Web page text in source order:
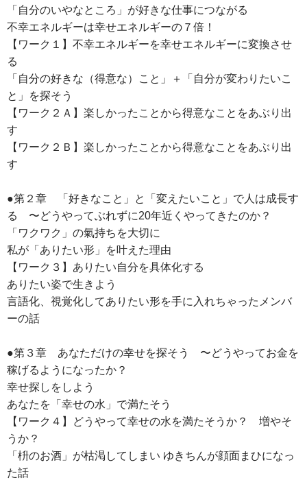
「自分のいやなところ」が好きな仕事につながる
不幸エネルギーは幸せエネルギーの７倍！
【ワーク１】不幸エネルギーを幸せエネルギーに変換させ
る
「自分の好きな（得意な）こと」＋「自分が変わりたいこ
と」を探そう
【ワーク２Ａ】楽しかったことから得意なことをあぶり出
す
【ワーク２Ｂ】楽しかったことから得意なことをあぶり出
す
●第２章 「好きなこと」と「変えたいこと」で人は成長す
る 〜どうやってぶれずに20年近くやってきたのか？
「ワクワク」の氣持ちを大切に
私が「ありたい形」を叶えた理由
【ワーク３】ありたい自分を具体化する
ありたい姿で生きよう
言語化、視覚化してありたい形を手に入れちゃったメンバ
ーの話
●第３章 あなただけの幸せを探そう 〜どうやってお金を
稼げるようになったか？
幸せ探しをしよう
あなたを「幸せの水」で満たそう
【ワーク４】どうやって幸せの水を満たそうか？ 増やそ
うか？
「枡のお酒」が枯渇してしまい ゆきちんが顔面まひになっ
た話